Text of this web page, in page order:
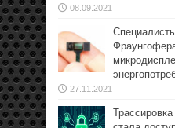
08.09.2021
27.11.2021